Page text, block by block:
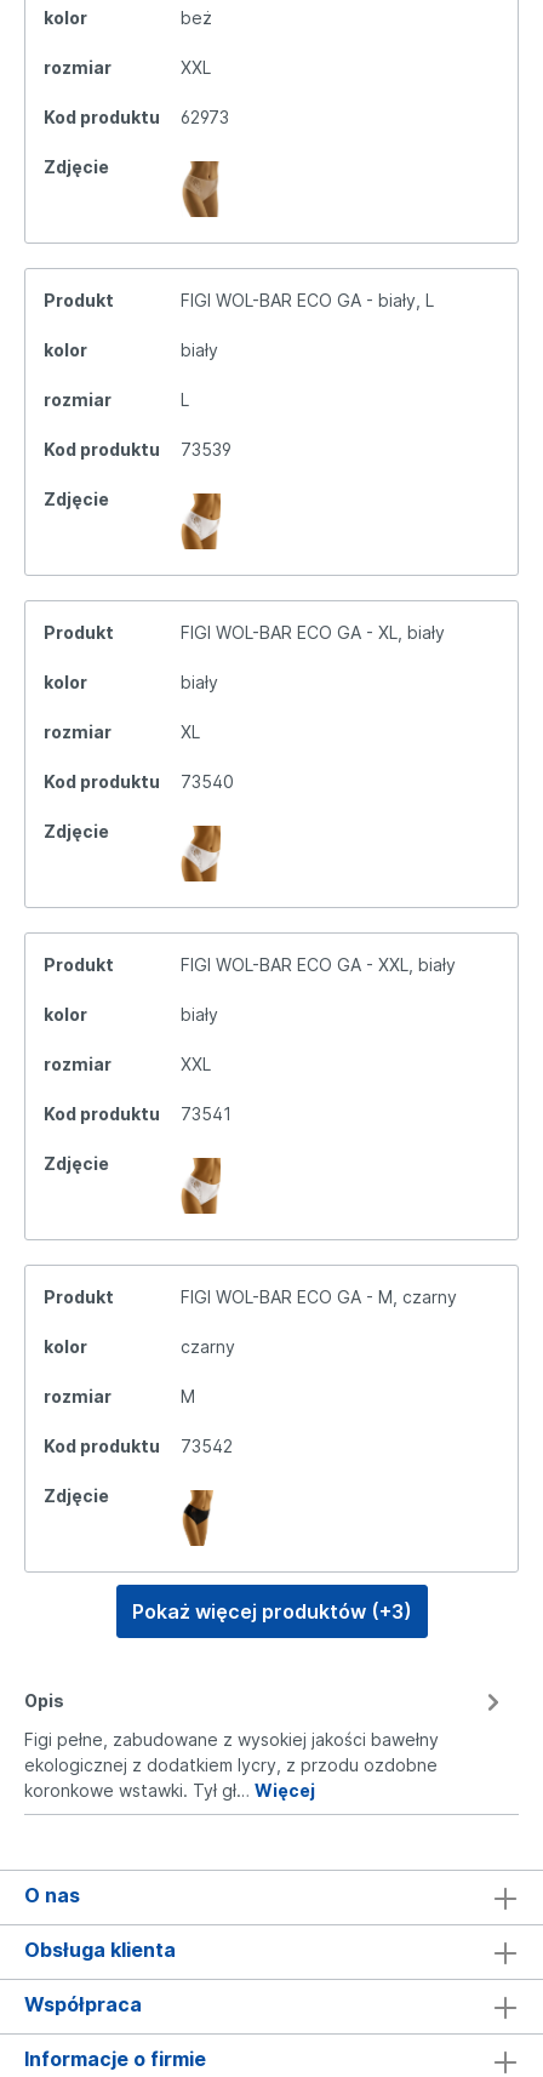
kolor beż
rozmiar XXL
Kod produktu 62973
Zdjęcie
Produkt FIGI WOL-BAR ECO GA - biały, L
kolor biały
rozmiar L
Kod produktu 73539
Zdjęcie
Produkt FIGI WOL-BAR ECO GA - XL, biały
kolor biały
rozmiar XL
Kod produktu 73540
Zdjęcie
Produkt FIGI WOL-BAR ECO GA - XXL, biały
kolor biały
rozmiar XXL
Kod produktu 73541
Zdjęcie
Produkt FIGI WOL-BAR ECO GA - M, czarny
kolor czarny
rozmiar M
Kod produktu 73542
Zdjęcie
Pokaż więcej produktów (+3)
Opis
Figi pełne, zabudowane z wysokiej jakości bawełny
ekologicznej z dodatkiem lycry, z przodu ozdobne
koronkowe wstawki. Tył gł… Więcej
O nas
Obsługa klienta
Współpraca
Informacje o firmie